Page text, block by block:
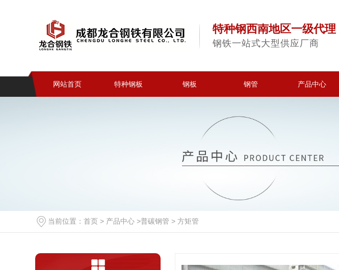
特种钢西南地区一级代理
钢铁一站式大型供应厂商
网站首页 特种钢板 钢板 钢管 产品中心
当前位置： 首页 > 产品中心 >普碳钢管 > 方矩管